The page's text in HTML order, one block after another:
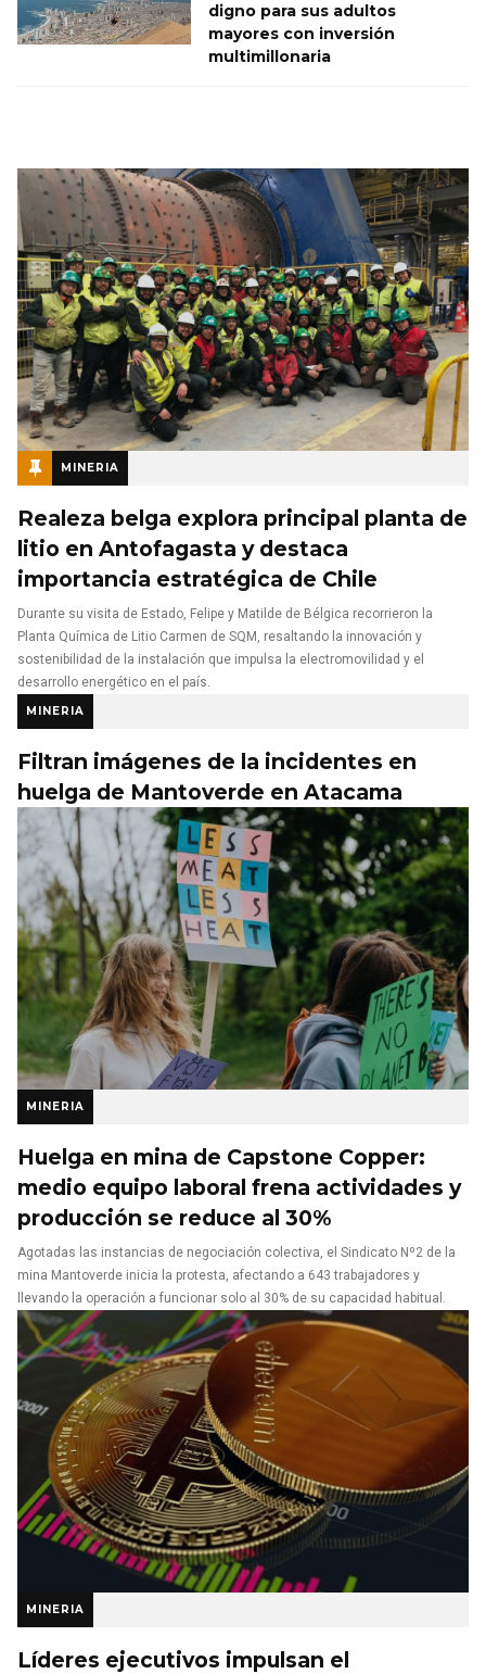
digno para sus adultos
mayores con inversión
multimillonaria
MINERIA
Realeza belga explora principal planta de
litio en Antofagasta y destaca
importancia estratégica de Chile
Durante su visita de Estado, Felipe y Matilde de Bélgica recorrieron la
Planta Química de Litio Carmen de SQM, resaltando la innovación y
sostenibilidad de la instalación que impulsa la electromovilidad y el
desarrollo energético en el país.
MINERIA
Filtran imágenes de la incidentes en
huelga de Mantoverde en Atacama
MINERIA
Huelga en mina de Capstone Copper:
medio equipo laboral frena actividades y
producción se reduce al 30%
Agotadas las instancias de negociación colectiva, el Sindicato Nº2 de la
mina Mantoverde inicia la protesta, afectando a 643 trabajadores y
llevando la operación a funcionar solo al 30% de su capacidad habitual.
MINERIA
Líderes ejecutivos impulsan el